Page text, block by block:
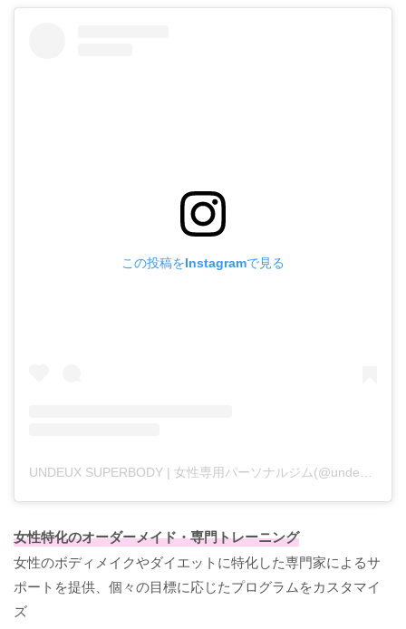
この投稿をInstagramで見る
女性特化のオーダーメイド・専門トレーニング
女性のボディメイクやダイエットに特化した専門家によるサ
ポートを提供、個々の目標に応じたプログラムをカスタマイ
ズ